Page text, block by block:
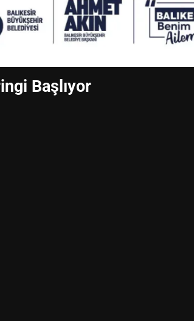
Başlıyor